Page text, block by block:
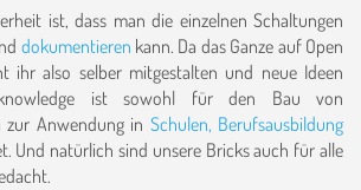
ist, dass man die einzelnen Schaltungen
dokumentieren kann. Da das Ganze auf Open
ihr also selber mitgestalten und neue Ideen
ist sowohl für den Bau von
zur Anwendung in Schulen, Berufsausbildung
Und natürlich sind unsere Bricks auch für alle